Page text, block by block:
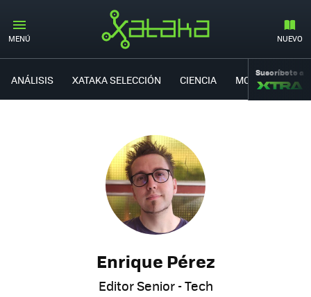
MENÚ NUEVO
ANÁLISIS XATAKA SELECCIÓN CIENCIA MOVILIDAD
Suscríbete a
Enrique Pérez
Editor Senior - Tech